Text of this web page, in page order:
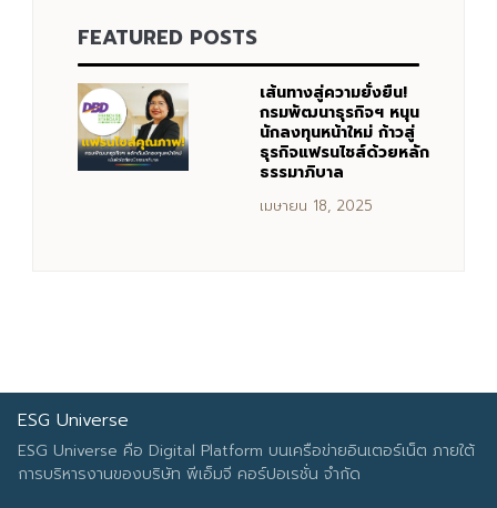
Search
Search
FEATURED POSTS
เส้นทางสู่ความยั่งยืน!
กรมพัฒนาธุรกิจฯ หนุน
นักลงทุนหน้าใหม่ ก้าวสู่
ธุรกิจแฟรนไชส์ด้วยหลัก
ธรรมาภิบาล
เมษายน 18, 2025
ESG Universe
ESG Universe คือ Digital Platform บนเครือข่ายอินเตอร์เน็ต ภายใต้
การบริหารงานของบริษัท พีเอ็มจี คอร์ปอเรชั่น จำกัด